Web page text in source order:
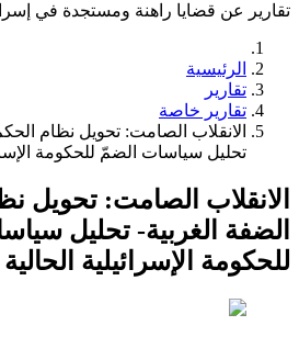
تقارير عن قضايا راهنة ومستجدة في
الرئيسية
تقارير
تقارير خاصة
الانقلاب الصامت: تحويل نظام
تحليل سياسات الضمّ للحكومة
الانقلاب الصامت: تحويل
الضفة الغربية- تحليل
للحكومة الإسرائيلية الحالية